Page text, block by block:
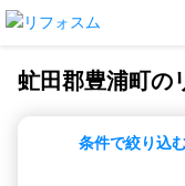
虻田郡豊浦町の
条件で絞り込